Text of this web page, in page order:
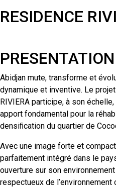
RESIDENCE
PRESENTATION
Abidjan mute, transforme et
dynamique et inventive. Le
RIVIERA participe, à son
apport fondamental pour la
densiﬁcation du quartier de
Avec une image forte et
parfaitement intégré dans le
ouverture sur son
respectueux de